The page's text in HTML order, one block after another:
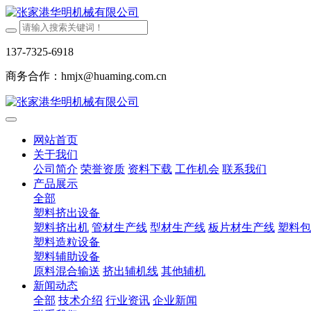
137-7325-6918
商务合作：hmjx@huaming.com.cn
网站首页
关于我们
公司简介 荣誉资质 资料下载 工作机会 联系我们
产品展示
全部
塑料挤出设备
塑料挤出机 管材生产线 型材生产线 板片材生产线 塑料
塑料造粒设备
塑料辅助设备
原料混合输送 挤出辅机线 其他辅机
新闻动态
全部 技术介绍 行业资讯 企业新闻